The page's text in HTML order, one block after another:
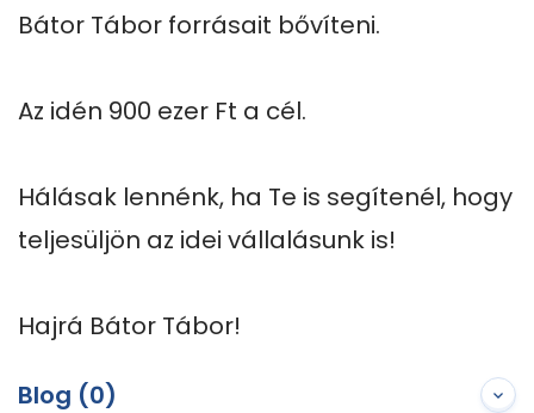
Bátor Tábor forrásait bővíteni.
Az idén 900 ezer Ft a cél.
Hálásak lennénk, ha Te is segítenél, hogy
teljesüljön az idei vállalásunk is!
Hajrá Bátor Tábor!
Blog (0)